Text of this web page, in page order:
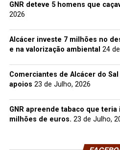
GNR deteve 5 homens que
2026
Alcácer investe 7 milhões no
e na valorização ambiental 24
Comerciantes de Alcácer do
apoios 23 de Julho, 2026
GNR apreende tabaco que
milhões de euros. 23 de Julho,